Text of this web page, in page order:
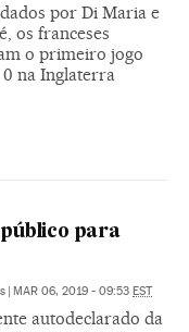
por Di Maria e
os franceses
o primeiro jogo
na Inglaterra
para
| MAR 06, 2019 - 09:53 EST
autodeclarado da